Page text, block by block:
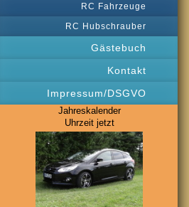
RC Fahrzeuge
RC Hubschrauber
Gästebuch
Kontakt
Impressum/DSGVO
Jahreskalender
Uhrzeit jetzt